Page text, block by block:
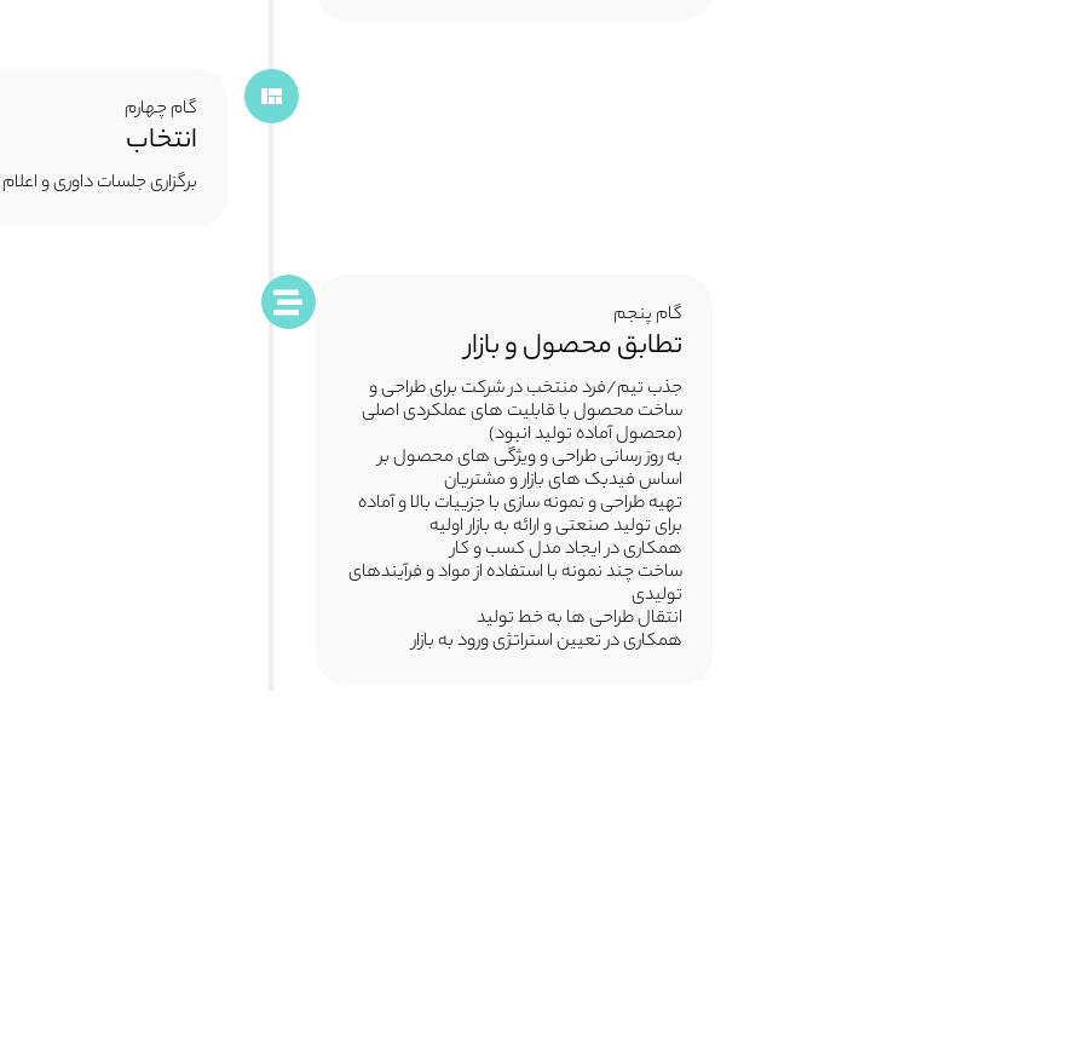
گام چهارم
انتخاب
برگزاری جلسات داوری و
گام پنجم
تطابق محصول و بازار
جذب تیم/فرد منتخب در شرکت برای طراحی و
ساخت محصول با قابلیت های عملکردی اصلی
(محصول آماده تولید انبود)
به روز رسانی طراحی و ویژگی های محصول بر
اساس فیدبک های بازار و مشتریان
تهیه طراحی و نمونه سازی با جزییات بالا و آماده
برای تولید صنعتی و ارائه به بازار اولیه
همکاری در ایجاد مدل کسب و کار
ساخت چند نمونه با استفاده از مواد و فرآیندهای
تولیدی
انتقال طراحی ها به خط تولید
همکاری در تعیین استراتژی ورود به بازار